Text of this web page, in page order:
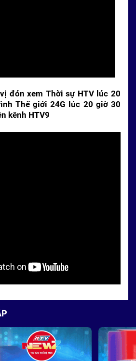
đón xem Thời sự HTV lúc 20
Thế giới 24G lúc 20 giờ 30
kênh HTV9